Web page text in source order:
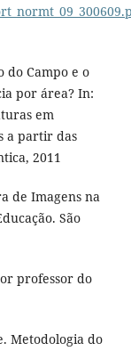
do Campo e o
por área? In:
em
a partir das
2011
de Imagens na
São
professor do
Metodologia do